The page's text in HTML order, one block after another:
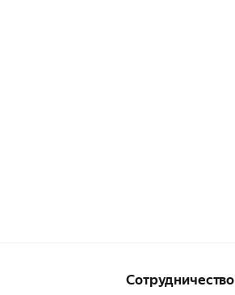
Сотрудничество